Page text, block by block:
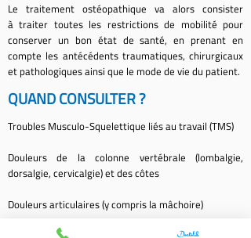
Le traitement ostéopathique va alors consister
à traiter toutes les restrictions de mobilité pour
conserver un bon état de santé, en prenant en
compte les antécédents traumatiques, chirurgicaux
et pathologiques ainsi que le mode de vie du patient.
QUAND CONSULTER ?
Troubles Musculo-Squelettique liés au travail (TMS)
Douleurs de la colonne vertébrale (lombalgie,
dorsalgie, cervicalgie) et des côtes
Douleurs articulaires (y compris la mâchoire)